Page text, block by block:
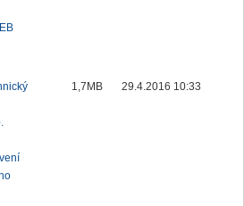
1,7MB 29.4.2016 10:33